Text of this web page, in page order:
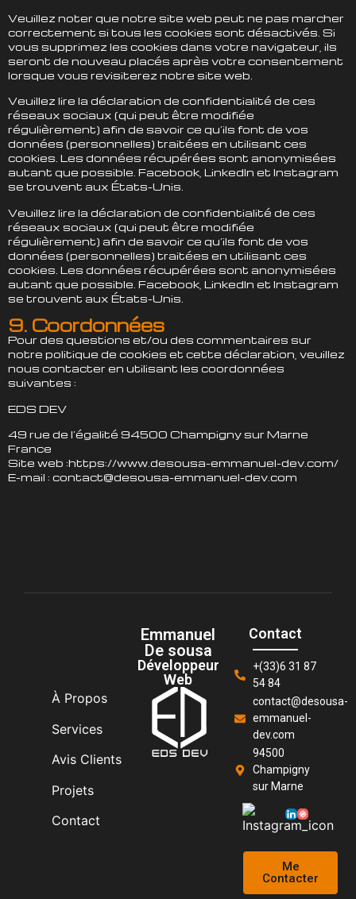
Veuillez noter que notre site web peut ne pas marcher
correctement si tous les cookies sont désactivés. Si
vous supprimez les cookies dans votre navigateur, ils
seront de nouveau placés après votre consentement
lorsque vous revisiterez notre site web.
Veuillez lire la déclaration de confidentialité de ces
réseaux sociaux (qui peut être modifiée
régulièrement) afin de savoir ce qu’ils font de vos
données (personnelles) traitées en utilisant ces
cookies. Les données récupérées sont anonymisées
autant que possible. Facebook, LinkedIn et Instagram
se trouvent aux États-Unis.
Veuillez lire la déclaration de confidentialité de ces
réseaux sociaux (qui peut être modifiée
régulièrement) afin de savoir ce qu’ils font de vos
données (personnelles) traitées en utilisant ces
cookies. Les données récupérées sont anonymisées
autant que possible. Facebook, LinkedIn et Instagram
se trouvent aux États-Unis.
9. Coordonnées
Pour des questions et/ou des commentaires sur
notre politique de cookies et cette déclaration, veuillez
nous contacter en utilisant les coordonnées
suivantes :
EDS DEV
49 rue de l’égalité 94500 Champigny sur Marne
France
Site web :https://www.desousa-emmanuel-dev.com/
E-mail : contact@desousa-emmanuel-dev.com
À Propos
Services
Avis Clients
Projets
Contact
Emmanuel
De sousa
Développeur
Web
Contact
+(33)6 31 87
54 84
contact@desousa-
emmanuel-
dev.com
94500
Champigny
sur Marne
Me
Contacter